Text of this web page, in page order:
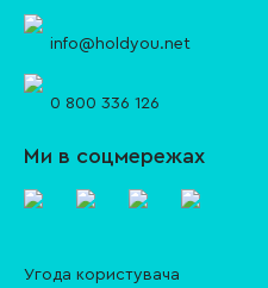
info@holdyou.net
0 800 336 126
Ми в соцмережах
Угода користувача